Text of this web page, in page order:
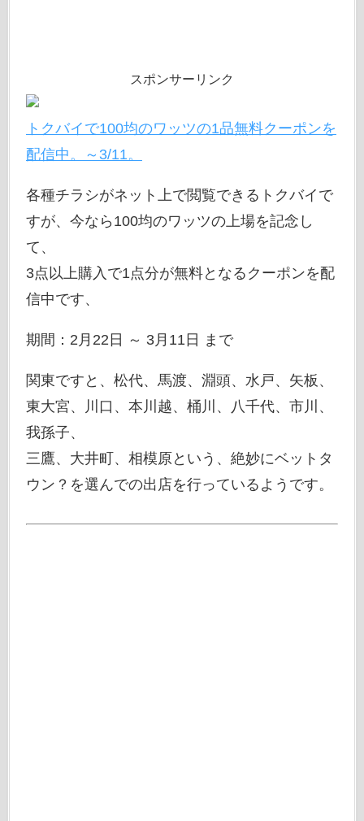
スポンサーリンク
トクバイで100均のワッツの1品無料クーポンを
配信中。～3/11。
各種チラシがネット上で閲覧できるトクバイで
すが、今なら100均のワッツの上場を記念し
て、
3点以上購入で1点分が無料となるクーポンを配
信中です、
期間：2月22日 ～ 3月11日 まで
関東ですと、松代、馬渡、淵頭、水戸、矢板、
東大宮、川口、本川越、桶川、八千代、市川、
我孫子、
三鷹、大井町、相模原という、絶妙にベットタ
ウン？を選んでの出店を行っているようです。